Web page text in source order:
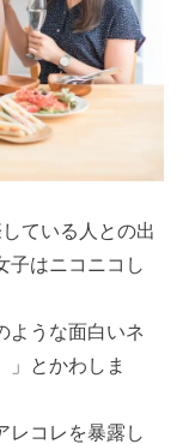
ている人との出
はニコニコし
ような面白いネ
」とかわしま
コレを暴露し